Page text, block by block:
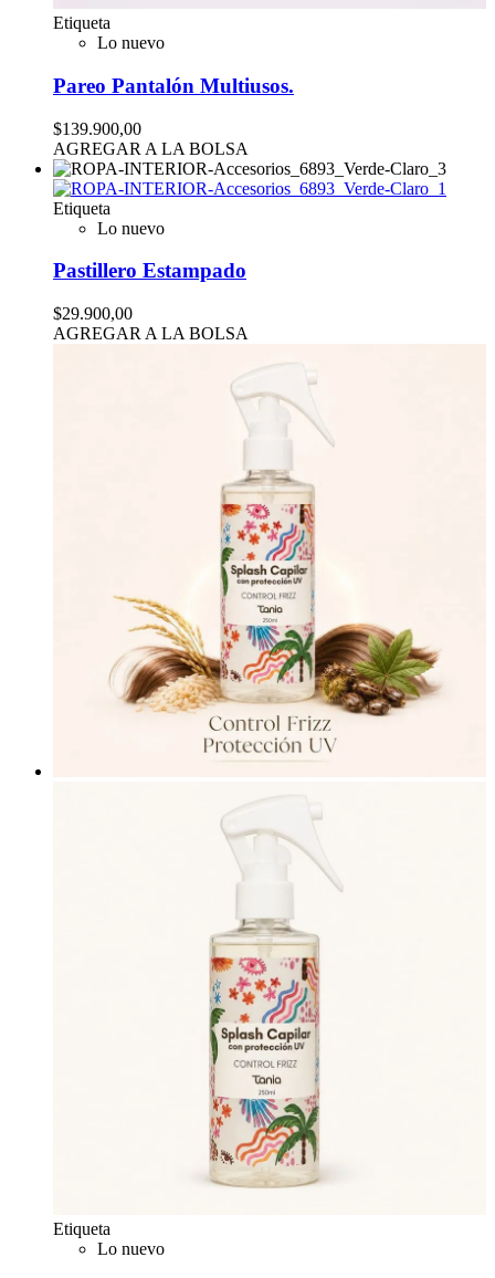
Etiqueta
Lo nuevo
Pareo Pantalón Multiusos.
$139.900,00
AGREGAR A LA BOLSA
Etiqueta
Lo nuevo
Pastillero Estampado
$29.900,00
AGREGAR A LA BOLSA
Etiqueta
Lo nuevo